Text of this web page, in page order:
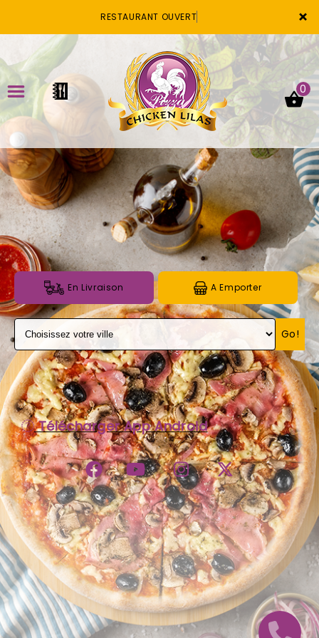
×
RESTAURANT OUVERT
ACCUEIL
LA CARTE
VOTRE COMPTE
NOTRE RESTAURANT
VOS AVIS
MENTIONS LÉGALES
0
En Livraison A Emporter
Go!
Télécharger App Android